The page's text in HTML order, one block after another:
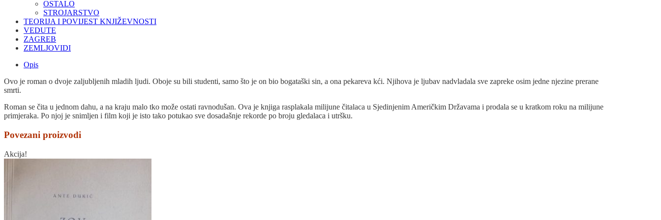
OSTALO
STROJARSTVO
TEORIJA I POVIJEST KNJIŽEVNOSTI
VEDUTE
ZAGREB
ZEMLJOVIDI
Opis
Ovo je roman o dvoje zaljubljenih mladih ljudi. Oboje su bili studenti, samo što je on bio bogataški sin, a ona pekareva kći. Njihova je ljubav nadvladala sve zapreke osim jedne njezine prerane
smrti.
Roman se čita u jednom dahu, a na kraju malo tko može ostati ravnodušan. Ova je knjiga rasplakala milijune čitalaca u Sjedinjenim Američkim Državama i prodala se u kratkom roku na milijune
primjeraka. Po njoj je snimljen i film koji je isto tako potukao sve dosadašnje rekorde po broju gledalaca i utršku.
Povezani proizvodi
Akcija!